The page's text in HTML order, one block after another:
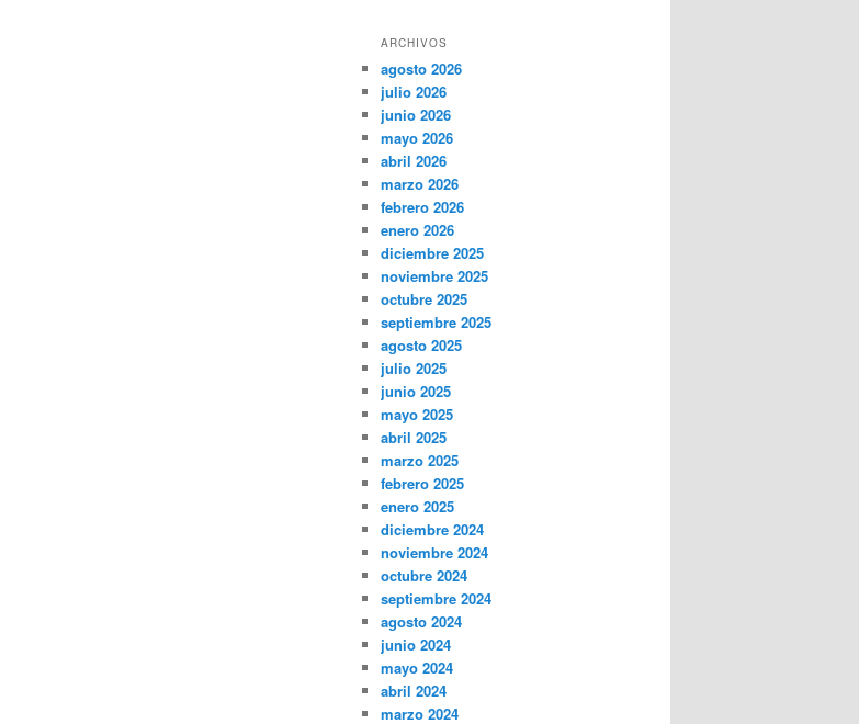
ARCHIVOS
agosto 2026
julio 2026
junio 2026
mayo 2026
abril 2026
marzo 2026
febrero 2026
enero 2026
diciembre 2025
noviembre 2025
octubre 2025
septiembre 2025
agosto 2025
julio 2025
junio 2025
mayo 2025
abril 2025
marzo 2025
febrero 2025
enero 2025
diciembre 2024
noviembre 2024
octubre 2024
septiembre 2024
agosto 2024
junio 2024
mayo 2024
abril 2024
marzo 2024